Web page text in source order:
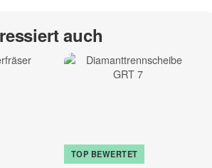
auch
TOP BEWERTET